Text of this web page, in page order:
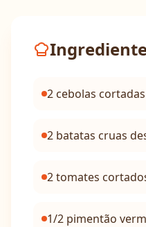
2 cebolas
2 batatas cruas
2 tomates
1/2 pimentão